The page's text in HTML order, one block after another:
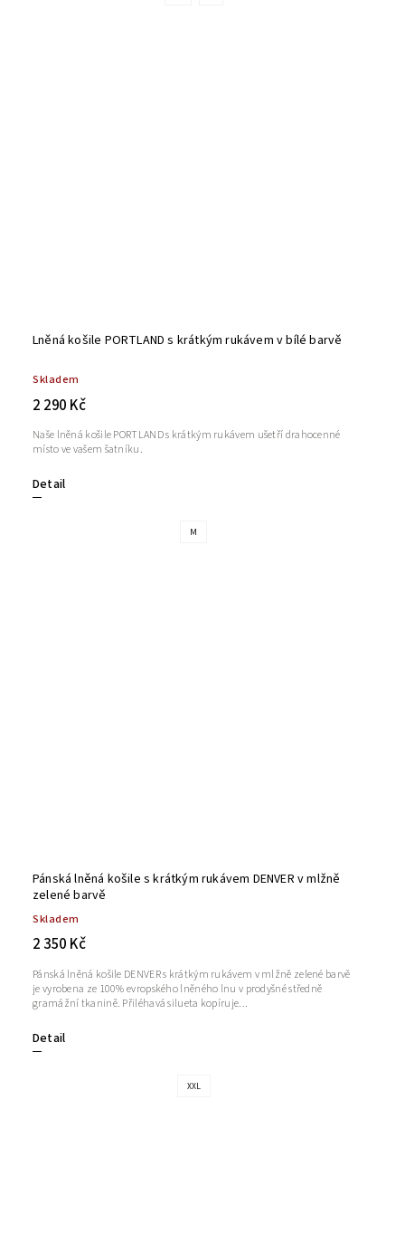
Lněná košile PORTLAND s krátkým rukávem v bílé barvě
Skladem
2 290 Kč
Detail
Naše lněná košile PORTLAND s krátkým rukávem ušetří drahocenné
místo ve vašem šatníku.
M
Pánská lněná košile s krátkým rukávem DENVER v mlžně
zelené barvě
Skladem
2 350 Kč
Detail
Pánská lněná košile DENVER s krátkým rukávem v mlžně zelené barvě
je vyrobena ze 100% evropského lněného lnu v prodyšné středně
gramážní tkanině. Přiléhavá silueta kopíruje...
XXL